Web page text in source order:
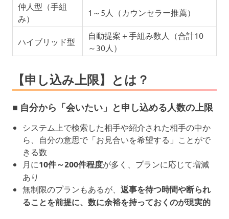
仲人型（手組
み）
1～5人（カウンセラー推薦）
ハイブリッド型
自動提案＋手組み数人（合計10
～30人）
【申し込み上限】とは？
■ 自分から「会いたい」と申し込める人数の上限
システム上で検索した相手や紹介された相手の中か
ら、自分の意思で「お見合いを希望する」ことがで
きる数
月に10件～200件程度が多く、プランに応じて増減
あり
無制限のプランもあるが、 返事を待つ時間や断られ
ることを前提に、数に余裕を持っておくのが現実的